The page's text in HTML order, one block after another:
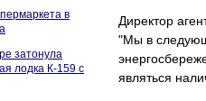
в
затонула
лодка К-159 с
Директор
"Мы в
являться